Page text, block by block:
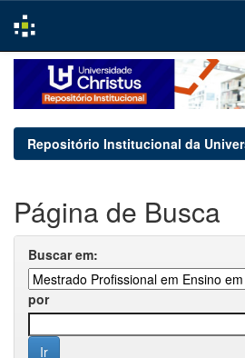
navigation
Repositório Institucional da
Página de Busca
Buscar em:
por